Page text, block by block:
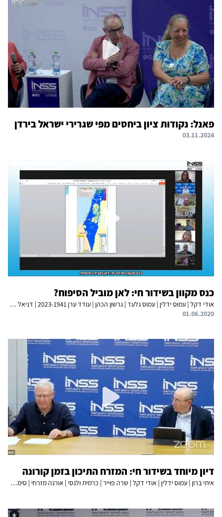
פאנל: נקודות ציון ביחסים מפי שגרירי ישראל בירדן
03.11.2024
כנס מקוון בשידור חי: לאן מוביל הסיפוח?
אודי דקל | עמוס ידלין | עמוס גלעד | גרשון הכהן | עודד ערן 2023-1941 | דניאל שפירו | פנינה שרביט ברוך | קובי מיכאל | ציפי ישראלי | תמר הרמן | אופיר וינטר | מיכל חטואל-רדושיצקי | עדי קנטור | יוחנן צורף
01.06.2020
דיון מיוחד בשידור חי: המזרח התיכון בזמן קורונה
איתי ברון | עמוס ידלין | אודי דקל | שרה פוייר | כרמית ולנסי | אורנה מזרחי | סימה שיין